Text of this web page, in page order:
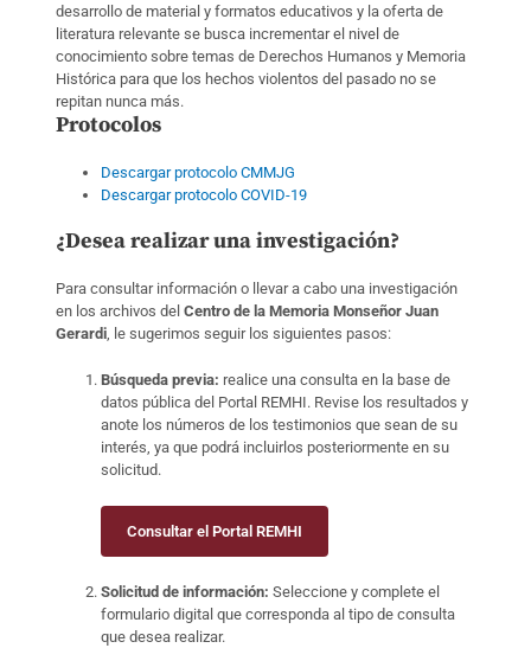
desarrollo de material y formatos educativos y la oferta de
literatura relevante se busca incrementar el nivel de
conocimiento sobre temas de Derechos Humanos y Memoria
Histórica para que los hechos violentos del pasado no se
repitan nunca más.
Protocolos
Descargar protocolo CMMJG
Descargar protocolo COVID-19
¿Desea realizar una investigación?
Para consultar información o llevar a cabo una investigación
en los archivos del Centro de la Memoria Monseñor Juan
Gerardi, le sugerimos seguir los siguientes pasos:
Búsqueda previa: realice una consulta en la base de
datos pública del Portal REMHI. Revise los resultados y
anote los números de los testimonios que sean de su
interés, ya que podrá incluirlos posteriormente en su
solicitud.
Consultar el Portal REMHI
Solicitud de información: Seleccione y complete el
formulario digital que corresponda al tipo de consulta
que desea realizar.